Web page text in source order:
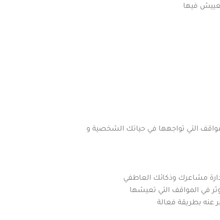
فيها
التي تواجهها في حياتك الشخصية و
مشاعرك وذكائك العاطفي
في المواقف التي تعيشها
عنه بطريقة فعالة